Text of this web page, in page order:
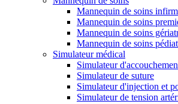
Mannequin de soins
Mannequin de soins
Mannequin de soins
Mannequin de soins
Simulateur médical
Simulateur
Simulateur de suture
Simulateur d'injection et
Simulateur de tension